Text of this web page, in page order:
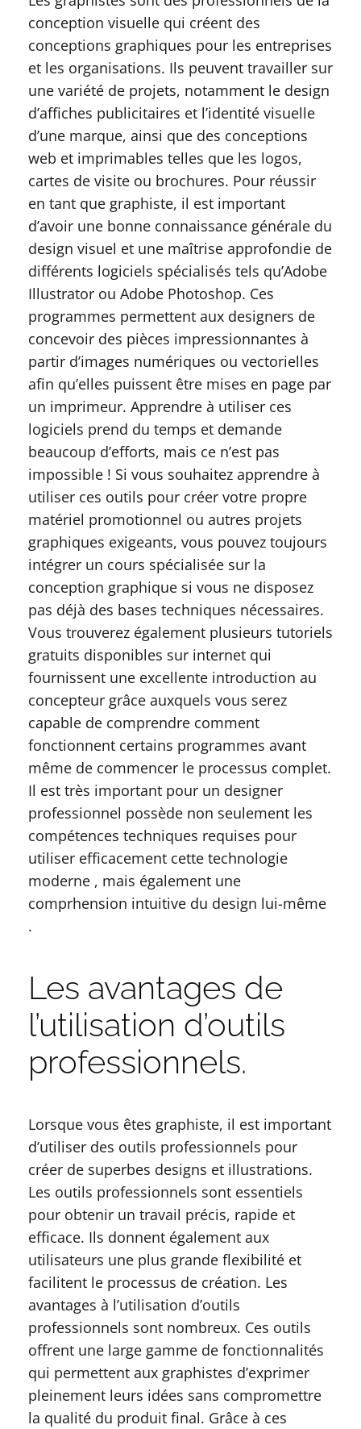
conception visuelle qui créent des
conceptions graphiques pour les entreprises
et les organisations. Ils peuvent travailler sur
une variété de projets, notamment le design
d’affiches publicitaires et l’identité visuelle
d’une marque, ainsi que des conceptions
web et imprimables telles que les logos,
cartes de visite ou brochures. Pour réussir
en tant que graphiste, il est important
d’avoir une bonne connaissance générale du
design visuel et une maîtrise approfondie de
différents logiciels spécialisés tels qu’Adobe
Illustrator ou Adobe Photoshop. Ces
programmes permettent aux designers de
concevoir des pièces impressionnantes à
partir d’images numériques ou vectorielles
afin qu’elles puissent être mises en page par
un imprimeur. Apprendre à utiliser ces
logiciels prend du temps et demande
beaucoup d’efforts, mais ce n’est pas
impossible ! Si vous souhaitez apprendre à
utiliser ces outils pour créer votre propre
matériel promotionnel ou autres projets
graphiques exigeants, vous pouvez toujours
intégrer un cours spécialisée sur la
conception graphique si vous ne disposez
pas déjà des bases techniques nécessaires.
Vous trouverez également plusieurs tutoriels
gratuits disponibles sur internet qui
fournissent une excellente introduction au
concepteur grâce auxquels vous serez
capable de comprendre comment
fonctionnent certains programmes avant
même de commencer le processus complet.
Il est très important pour un designer
professionnel possède non seulement les
compétences techniques requises pour
utiliser efficacement cette technologie
moderne , mais également une
comprhension intuitive du design lui-même
.
Les avantages de
l’utilisation d’outils
professionnels.
Lorsque vous êtes graphiste, il est important
d’utiliser des outils professionnels pour
créer de superbes designs et illustrations.
Les outils professionnels sont essentiels
pour obtenir un travail précis, rapide et
efficace. Ils donnent également aux
utilisateurs une plus grande flexibilité et
facilitent le processus de création. Les
avantages à l’utilisation d’outils
professionnels sont nombreux. Ces outils
offrent une large gamme de fonctionnalités
qui permettent aux graphistes d’exprimer
pleinement leurs idées sans compromettre
la qualité du produit final. Grâce à ces